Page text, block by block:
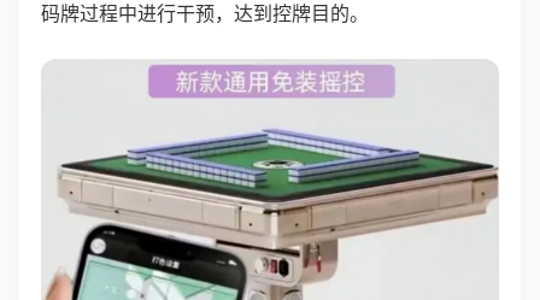
码牌过程中进行干预，达到控牌目的。